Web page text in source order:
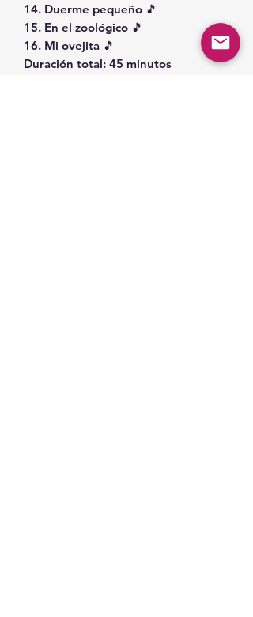
14. Duerme pequeño 🎵
15. En el zoológico 🎵
16. Mi ovejita 🎵
Duración total: 45 minutos